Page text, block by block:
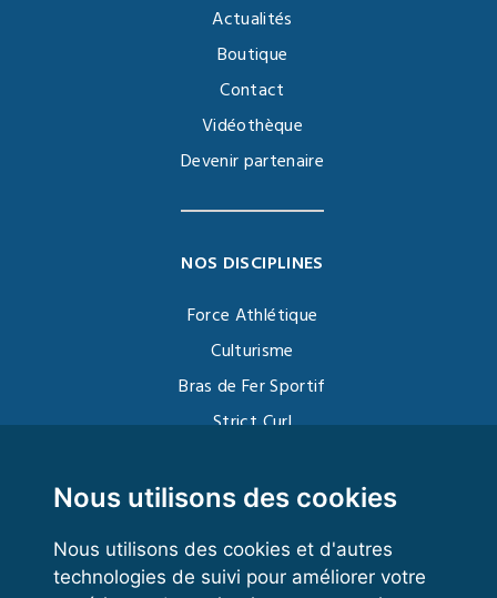
Nous utilisons des cookies
Nous utilisons des cookies et d'autres
technologies de suivi pour améliorer votre
Actualités
Boutique
Contact
Vidéothèque
Devenir partenaire
NOS DISCIPLINES
Force Athlétique
Culturisme
Bras de Fer Sportif
Strict Curl
Kettlebell